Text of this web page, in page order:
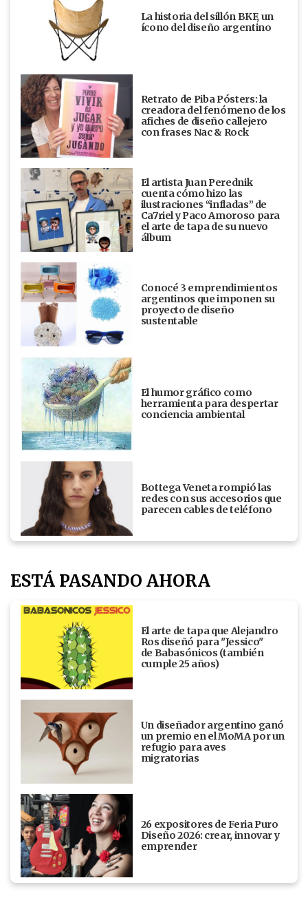
La historia del sillón BKF, un
ícono del diseño argentino
Retrato de Piba Pósters: la
creadora del fenómeno de los
afiches de diseño callejero
con frases Nac & Rock
El artista Juan Perednik
cuenta cómo hizo las
ilustraciones “infladas” de
Ca7riel y Paco Amoroso para
el arte de tapa de su nuevo
álbum
Conocé 3 emprendimientos
argentinos que imponen su
proyecto de diseño
sustentable
El humor gráfico como
herramienta para despertar
conciencia ambiental
Bottega Veneta rompió las
redes con sus accesorios que
parecen cables de teléfono
ESTÁ PASANDO AHORA
El arte de tapa que Alejandro
Ros diseñó para "Jessico"
de Babasónicos (también
cumple 25 años)
Un diseñador argentino ganó
un premio en el MoMA por un
refugio para aves
migratorias
26 expositores de Feria Puro
Diseño 2026: crear, innovar y
emprender